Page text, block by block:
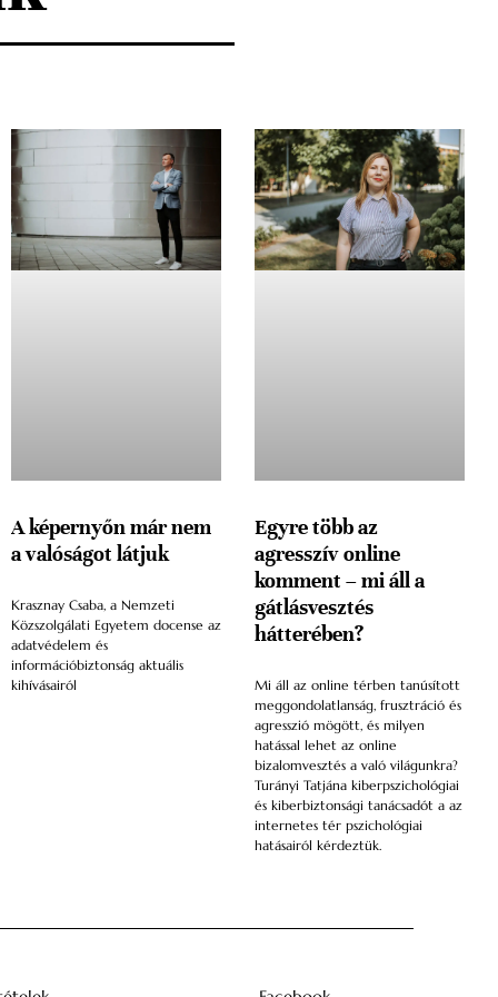
A képernyőn már nem
a valóságot látjuk
Krasznay Csaba, a Nemzeti
Közszolgálati Egyetem docense az
adatvédelem és
információbiztonság aktuális
kihívásairól
Egyre több az
agresszív online
komment – mi áll a
gátlásvesztés
hátterében?
Mi áll az online térben tanúsított
meggondolatlanság, frusztráció és
agresszió mögött, és milyen
hatással lehet az online
bizalomvesztés a való világunkra?
Turányi Tatjána kiberpszichológiai
és kiberbiztonsági tanácsadót a az
internetes tér pszichológiai
hatásairól kérdeztük.